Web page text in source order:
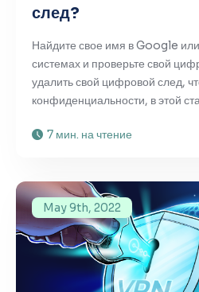
след?
Найдите свое имя в Google
системах и проверьте свой
удалить свой цифровой след,
конфиденциальности, в этой
7 мин. на чтение
May 9th, 2022